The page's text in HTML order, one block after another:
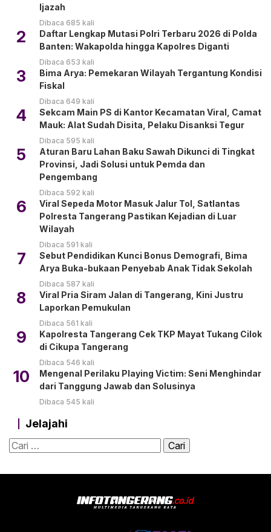
Ijazah
Dibaca 685 kali
2
Daftar Lengkap Mutasi Polri Terbaru 2026 di Polda
Banten: Wakapolda hingga Kapolres Diganti
Dibaca 653 kali
3
Bima Arya: Pemekaran Wilayah Tergantung Kondisi
Fiskal
Dibaca 649 kali
4
Sekcam Main PS di Kantor Kecamatan Viral, Camat
Mauk: Alat Sudah Disita, Pelaku Disanksi Tegur
Dibaca 595 kali
5
Aturan Baru Lahan Baku Sawah Dikunci di Tingkat
Provinsi, Jadi Solusi untuk Pemda dan
Pengembang
Dibaca 592 kali
6
Viral Sepeda Motor Masuk Jalur Tol, Satlantas
Polresta Tangerang Pastikan Kejadian di Luar
Wilayah
Dibaca 591 kali
7
Sebut Pendidikan Kunci Bonus Demografi, Bima
Arya Buka-bukaan Penyebab Anak Tidak Sekolah
Dibaca 587 kali
8
Viral Pria Siram Jalan di Tangerang, Kini Justru
Laporkan Pemukulan
Dibaca 561 kali
9
Kapolresta Tangerang Cek TKP Mayat Tukang Cilok
di Cikupa Tangerang
Dibaca 546 kali
10
Mengenal Perilaku Playing Victim: Seni Menghindar
dari Tanggung Jawab dan Solusinya
Dibaca 545 kali
Jelajahi
Cari